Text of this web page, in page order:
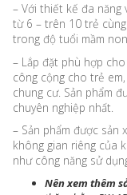
– Với thiết kế đa năng
từ 6 – trên 10 trẻ
trong độ tuổi mầm
– Lắp đặt phù hợp
công cộng cho trẻ
chung cư. Sản phẩm
chuyên nghiệp nhất.
– Sản phẩm được sản
không gian riêng của
như công năng sử
Nên xem thêm